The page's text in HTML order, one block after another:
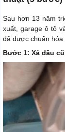
Sau hơn 13 năm
xuất, garage ô tô
đã được chuẩn hóa
Bước 1: Xả dầu